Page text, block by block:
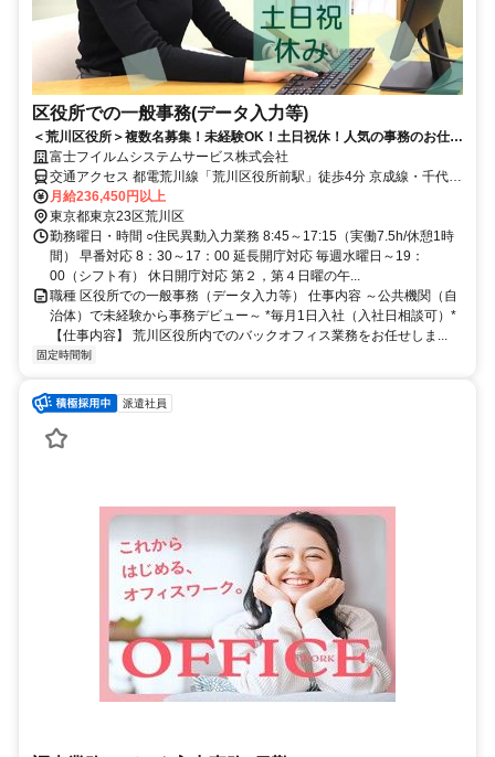
区役所での一般事務(データ入力等)
＜荒川区役所＞複数名募集！未経験OK！土日祝休！人気の事務のお仕事
◎社会貢献に携わるチャンス！
富士フイルムシステムサービス株式会社
交通アクセス 都電荒川線「荒川区役所前駅」徒歩4分 京成線・千代田
線「町屋駅」徒歩12分 JR常磐線「三河島駅」徒歩10分 ☆自転車通勤
可です
月給236,450円以上
東京都東京23区荒川区
勤務曜日・時間 ○住民異動入力業務 8:45～17:15（実働7.5h/休憩1時
間） 早番対応 8：30～17：00 延長開庁対応 毎週水曜日～19：
00（シフト有） 休日開庁対応 第２，第４日曜の午...
職種 区役所での一般事務（データ入力等） 仕事内容 ～公共機関（自
治体）で未経験から事務デビュー～ *毎月1日入社（入社日相談可）*
【仕事内容】 荒川区役所内でのバックオフィス業務をお任せしま...
固定時間制
派遣社員